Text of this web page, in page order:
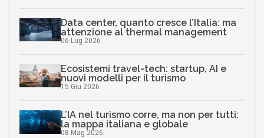
Data center, quanto cresce l’Italia: ma
attenzione al thermal management
06 Lug 2026
Ecosistemi travel-tech: startup, AI e
nuovi modelli per il turismo
15 Giu 2026
L’IA nel turismo corre, ma non per tutti:
la mappa italiana e globale
08 Mag 2026